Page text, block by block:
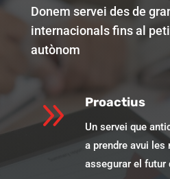
Donem servei des de
internacionals fins al
autònom
9 Proactius
Un servei que
a prendre avui
assegurar el futur